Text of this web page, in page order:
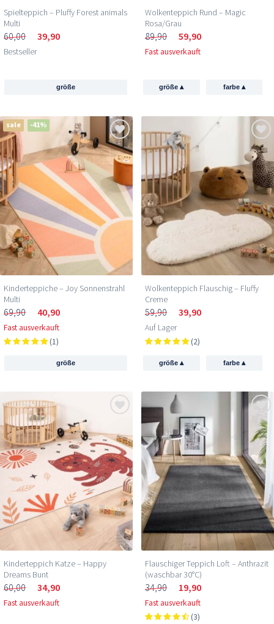
Spielteppich – Pluffy Forest animals
Multi
60,00 39,90
Bestseller
größe
Wolkenteppich Rund – Magic
Rosa/Grau
89,90 59,90
Fast ausverkauft
größe▴ farbe ▴
sale -41%
Kinderteppiche – Joy Sonnenstrahl
Multi
69,90 40,90
Fast ausverkauft
(1)
größe
Wolkenteppich Flauschig – Fluffy
Creme
59,90 39,90
Auf Lager
(2)
größe▴ farbe ▴
Kinderteppich Katze – Happy
Dreams Bunt
60,00 34,90
Fast ausverkauft
Flauschiger Teppich Loft – Anthrazit
(waschbar 30°C)
34,90 19,90
Fast ausverkauft
(3)